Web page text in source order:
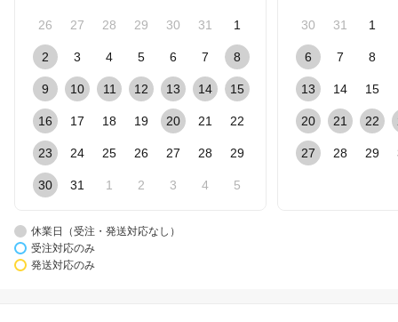
26 27 28 29 30 31 1
2 3 4 5 6 7 8
9 10 11 12 13 14 15
16 17 18 19 20 21 22
23 24 25 26 27 28 29
30 31 1 2 3 4 5
30 31 1
6 7 8
13 14 15
20 21 22
27 28 29
休業日（受注・発送対応なし）
受注対応のみ
発送対応のみ